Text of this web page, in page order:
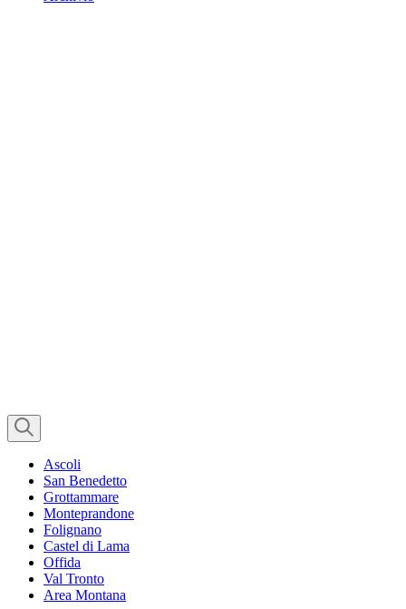
Ascoli
San Benedetto
Grottammare
Monteprandone
Folignano
Castel di Lama
Offida
Val Tronto
Area Montana